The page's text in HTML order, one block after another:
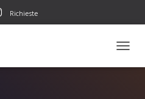
Richieste